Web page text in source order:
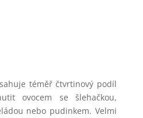
téměř čtvrtinový podíl
ovocem se šlehačkou,
nebo pudinkem. Velmi